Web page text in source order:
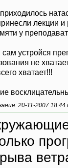
лекции и
у
устройся
не
хватает!!!
20-11-2007 18:44